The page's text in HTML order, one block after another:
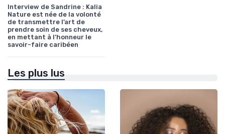
Interview de Sandrine : Kalia
Nature est née de la volonté
de transmettre l’art de
prendre soin de ses cheveux,
en mettant à l’honneur le
savoir-faire caribéen
Les plus lus